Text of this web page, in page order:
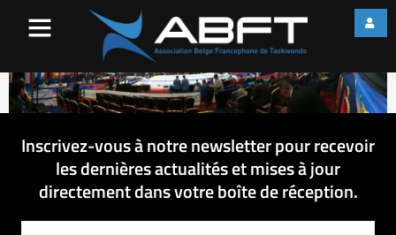
Inscrivez-vous à notre newsletter pour recevoir
les dernières actualités et mises à jour
directement dans votre boîte de réception.